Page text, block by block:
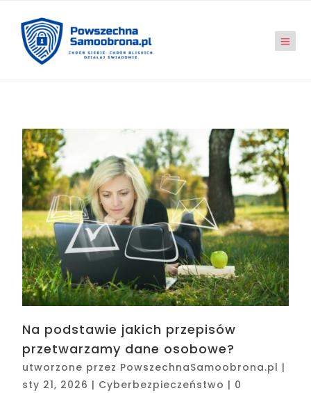
Na podstawie jakich przepisów
przetwarzamy dane osobowe?
utworzone przez PowszechnaSamoobrona.pl |
sty 21, 2026 | Cyberbezpieczeństwo | 0